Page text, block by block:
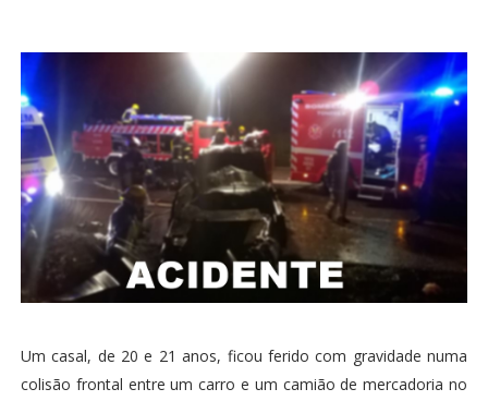
Um casal, de 20 e 21 anos, ficou ferido com gravidade numa
colisão frontal entre um carro e um camião de mercadoria no